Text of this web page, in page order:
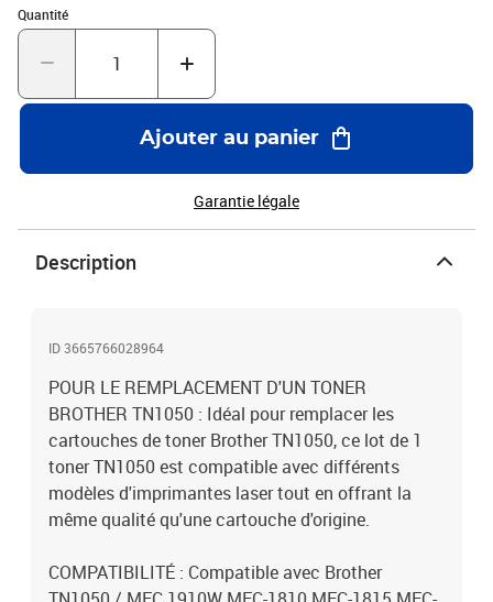
par cartouche de toner TN-1050 (pour une couverture de 5 % par
page) ainsi qu'une impression de haute qualité.
Quantité
Quantité : 1
Ajouter au panier
Garantie légale
Description
ID 3665766028964
POUR LE REMPLACEMENT D'UN TONER
BROTHER TN1050 : Idéal pour remplacer les
cartouches de toner Brother TN1050, ce lot de 1
toner TN1050 est compatible avec différents
modèles d'imprimantes laser tout en offrant la
même qualité qu'une cartouche d'origine.
COMPATIBILITÉ : Compatible avec Brother